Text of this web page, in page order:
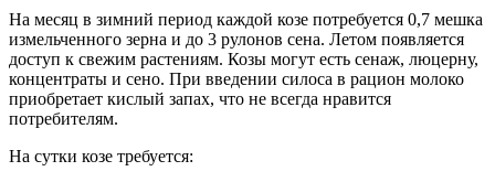
На месяц в зимний период каждой козе потребуется 0,7 мешка
измельченного зерна и до 3 рулонов сена. Летом появляется
доступ к свежим растениям. Козы могут есть сенаж, люцерну,
концентраты и сено. При введении силоса в рацион молоко
приобретает кислый запах, что не всегда нравится
потребителям.
На сутки козе требуется: